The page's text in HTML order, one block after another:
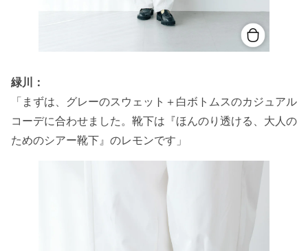
緑川：
「まずは、グレーのスウェット＋白ボトムスのカジュアル
コーデに合わせました。靴下は『ほんのり透ける、大人の
ためのシアー靴下』のレモンです」